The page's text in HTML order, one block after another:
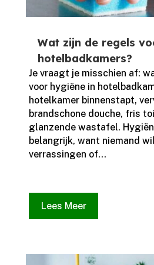
Wat zijn de regels
hotelbadkamers?
Je vraagt je misschien af:
voor hygiëne in
hotelkamer binnenstapt,
brandschone douche, fris
glanzende wastafel.​
belangrijk, want niemand
verrassingen of...
Lees Meer